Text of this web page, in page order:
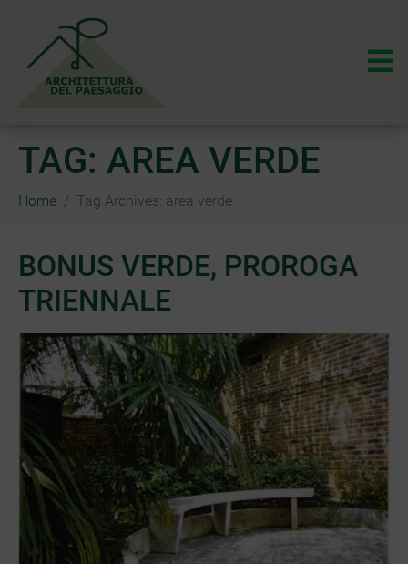
TAG: AREA VERDE
Home Tag Archives: area verde
BONUS VERDE, PROROGA
TRIENNALE